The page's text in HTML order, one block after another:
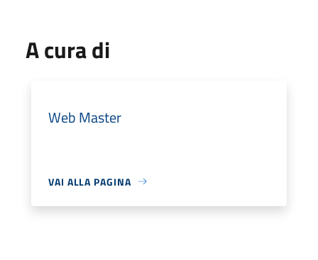
A cura di
Web Master
VAI ALLA PAGINA